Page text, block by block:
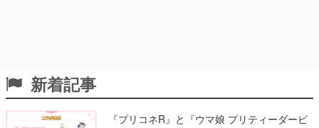
新着記事
『プリコネR』と『ウマ娘 プリティーダービ